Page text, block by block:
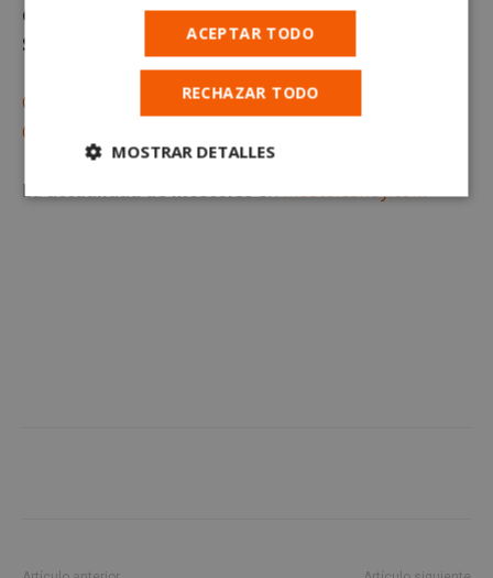
de las imágenes que aparecen en este artículo.
Suscríbete gratis al
Canal de WhatsApp
Canal de Telegram
Laactualidad de Móstolesenmostoleshoy.com
ACEPTAR TODO
RECHAZAR TODO
MOSTRAR DETALLES
Cookies
Cookies de